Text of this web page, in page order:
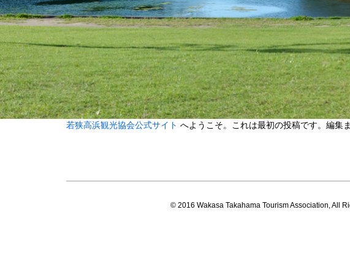
若狭高浜観光協会公式サイト へようこそ。これは最初の投稿です。編集
© 2016 Wakasa Takahama Tourism Association, All